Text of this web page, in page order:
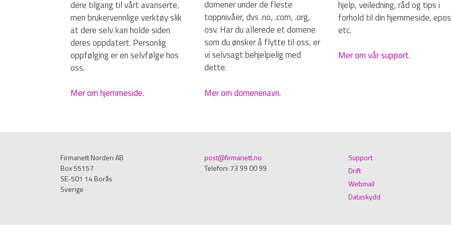
dere tilgang til vårt avanserte,
men brukervennlige verktøy slik
at dere selv kan holde siden
deres oppdatert. Personlig
oppfølging er en selvfølge hos
oss.
Mer om hjemmeside.
domener under de fleste
toppnivåer, dvs .no, .com, .org,
osv. Har du allerede et domene
som du ønsker å flytte til oss, er
vi selvsagt behjelpelig med
dette.
Mer om domenenavn.
hjelp, veiledning, råd og tips i
forhold til din hjemmeside,
etc.
Mer om vår support.
Firmanett Norden AB
Box 55157
SE-501 14 Borås
Sverige
post@firmanett.no
Telefon: 73 99 00 99
Support
Drift
Webmail
Dataskydd